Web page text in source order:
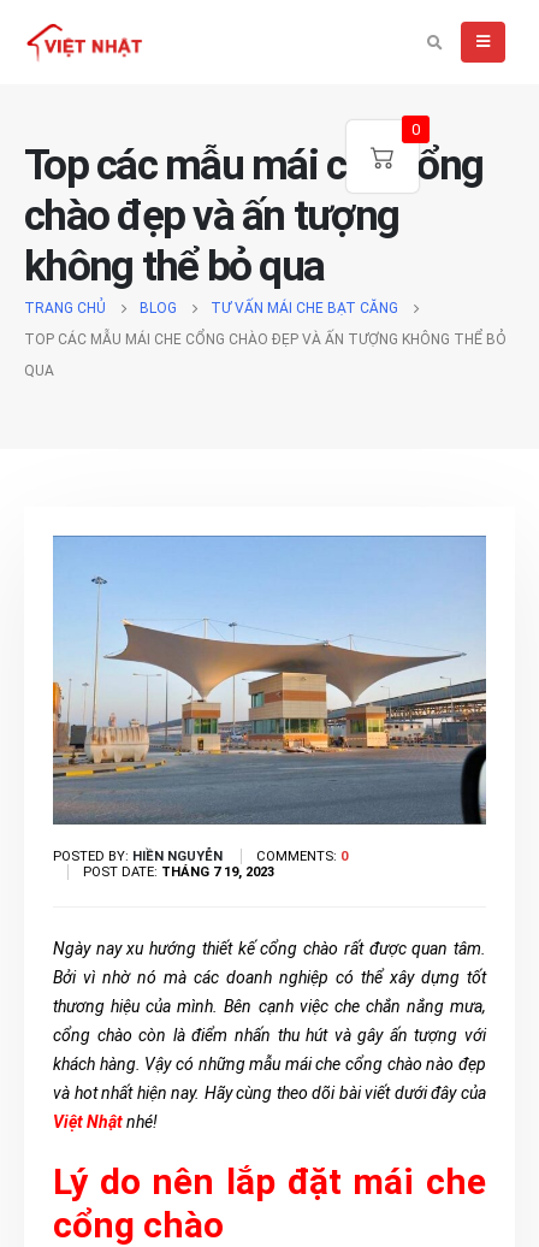
Top các mẫu mái che cổng
chào đẹp và ấn tượng
không thể bỏ qua
TRANG CHỦ BLOG
TƯ VẤN MÁI CHE BẠT CĂNG
TOP CÁC MẪU MÁI CHE CỔNG CHÀO ĐẸP VÀ ẤN TƯỢNG KHÔNG THỂ BỎ
QUA
POSTED BY: HIỀN NGUYỄN COMMENTS: 0
POST DATE: THÁNG 7 19, 2023
Ngày nay xu hướng thiết kế cổng chào rất được quan tâm.
Bởi vì nhờ nó mà các doanh nghiệp có thể xây dựng tốt
thương hiệu của mình. Bên cạnh việc che chắn nắng mưa,
cổng chào còn là điểm nhấn thu hút và gây ấn tượng với
khách hàng. Vậy có những mẫu mái che cổng chào nào đẹp
và hot nhất hiện nay. Hãy cùng theo dõi bài viết dưới đây của
Việt Nhậtnhé!
Lý do nên lắp đặt mái che
cổng chào
0